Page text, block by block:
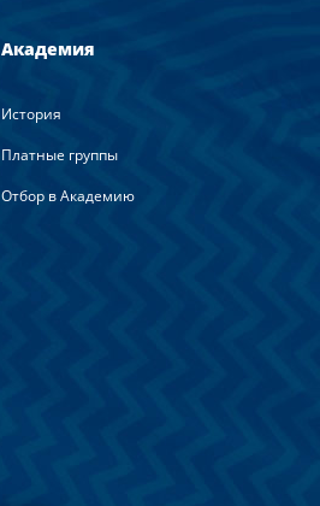
Академия
История
Платные группы
Отбор в Академию